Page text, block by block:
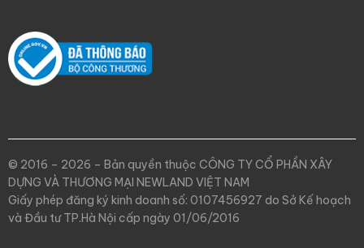
© 2016 – 2026 – Bản quyền thuộc CÔNG TY CỔ PHẦN XÂY
DỰNG VÀ THƯƠNG MẠI NEWLAND VIỆT NAM
Giấy phép đăng ký kinh doanh số: 0107456927 do Sở Kế hoạch
và Đầu tư TP.Hà Nội cấp ngày 01/06/2016